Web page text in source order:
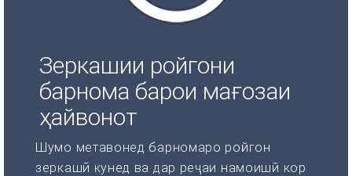
Зеркашии ройгони
барнома барои мағозаи
ҳайвонот
Шумо метавонед барномаро ройгон
зеркашӣ кунед ва дар реҷаи намоишӣ кор